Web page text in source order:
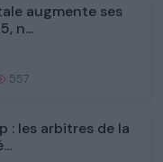
augmente ses
n...
557
: les arbitres de la